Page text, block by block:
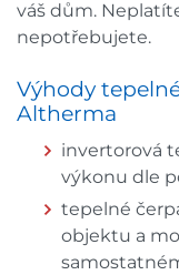
váš dům.
nepotřebujete.
Výhody
Altherma
invertorová
výkonu dle
tepelné
objektu a